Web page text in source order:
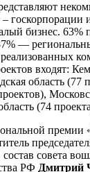
госкорпорации
бизнес. 63%
—
реализованных
входят:
область (77
(74
премии
совета
РФ Дмитрий